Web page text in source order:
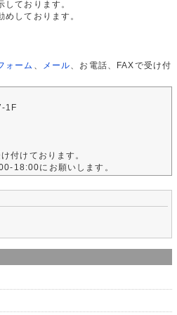
ております。
しております。
ォーム メール 、お電話、FAXで受け付
1F
付けております。
18:00にお願いします。